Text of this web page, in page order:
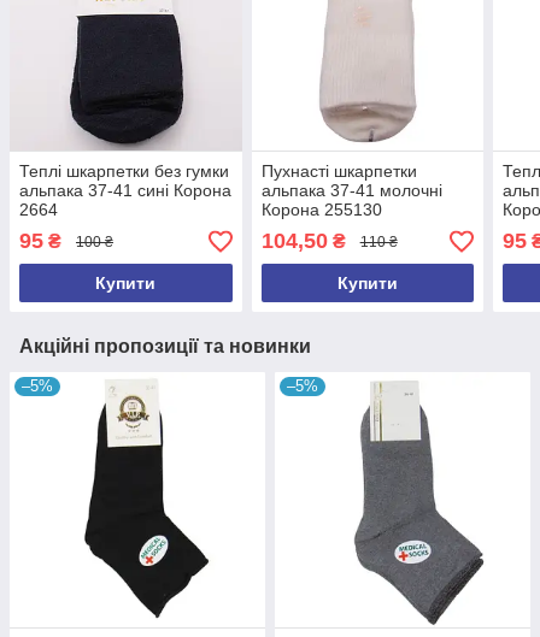
Теплі шкарпетки без гумки
альпака 37-41 сині Корона
2664
95 ₴ 100 ₴
Купити
Пухнасті шкарпетки
альпака 37-41 молочні
Корона 255130
104,50₴ 110 ₴
Купити
95
Акційні пропозиції та новинки
–5% –5%